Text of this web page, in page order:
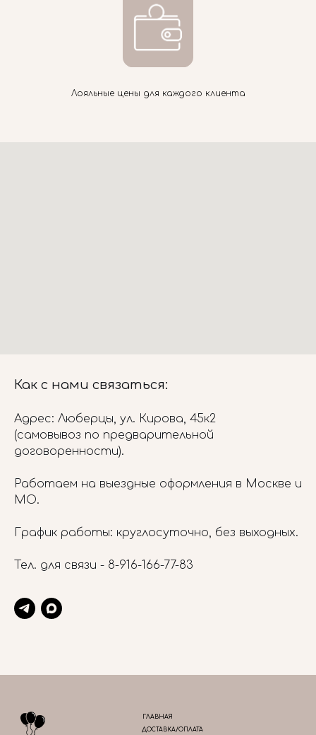
Лояльные цены для каждого клиента
Как с нами связаться:
Адрес: Люберцы, ул. Кирова, 45к2
(самовывоз по предварительной
договоренности).
Работаем на выездные оформления в Москве и
МО.
График работы: круглосуточно, без выходных.
Тел. для связи - 8-916-166-77-83
ГЛАВНАЯ
ДОСТАВКА/ОПЛАТА